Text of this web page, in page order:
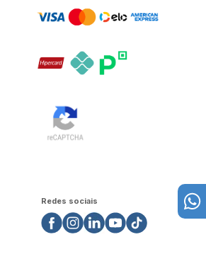
Redes sociais